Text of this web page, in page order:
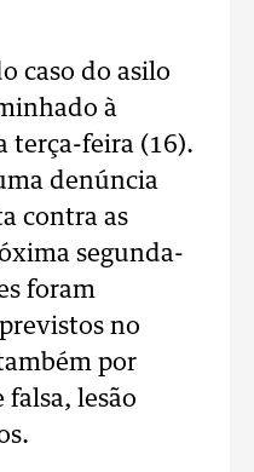
caso do asilo
à
terça-feira (16).
denúncia
contra as
segunda-
foram
no
por
lesão